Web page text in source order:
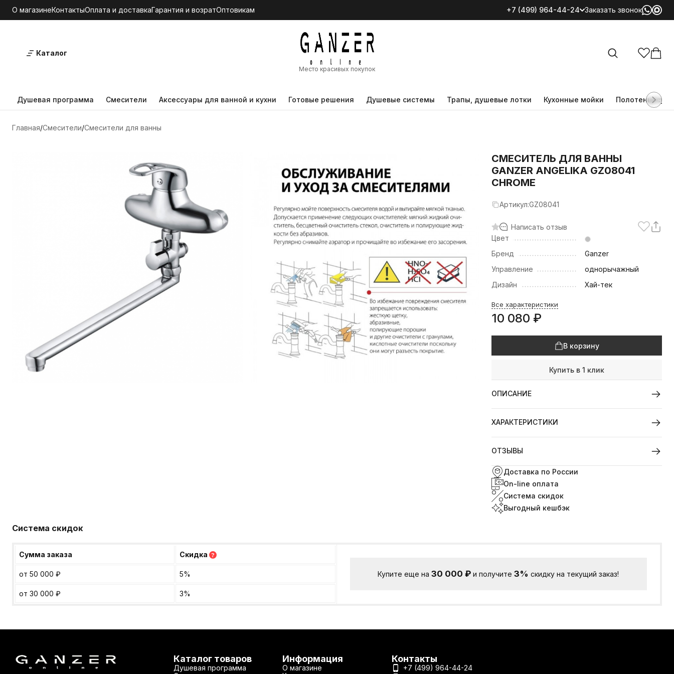
О магазинеКонтактыОплата и доставкаГарантия и возратОптовикам +7 (499) 964-44-24 Заказать звонок
Каталог
Место красивых покупок
Душевая программа Смесители Аксессуары для ванной и кухни Готовые решения Душевые системы Трапы, душевые лотки Кухонные мойки
Главная Смесители Смесители для ванны
CМЕСИТЕЛЬ ДЛЯ ВАННЫ
GANZER ANGELIKA GZ08041
CHROME
Артикул:GZ08041
Написать отзыв
Цвет
Бренд
Ganzer
Управление
однорычажный
Дизайн
Хай-тек
Все характеристики
10 080 ₽
В корзину
Купить в 1 клик
ОПИСАНИЕ
ХАРАКТЕРИСТИКИ
ОТЗЫВЫ
Доставка по России
On-line оплата
Система скидок
Выгодный кешбэк
Система скидок
Сумма заказа Скидка ?
от 50 000 ₽ 5%
от 30 000 ₽ 3%
Купите еще на30 000₽ и получите3% скидку на текущий заказ!
Каталог товаров
Душевая программа
Информация
О магазине
Контакты
+7 (499) 964-44-24